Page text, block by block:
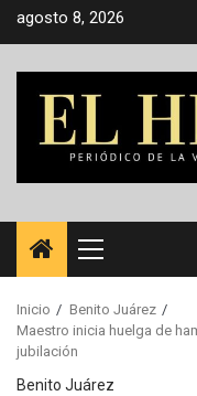
Saltar
agosto 8, 2026
Menú
principal
Inicio
Benito Juárez
Maestro inicia huelga de
jubilación
Benito Juárez